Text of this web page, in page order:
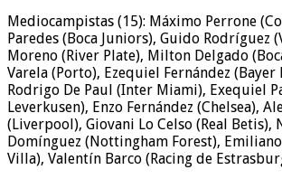
Mediocampistas (15): Máximo Perrone
Paredes (Boca Juniors), Guido Rodríguez
Moreno (River Plate), Milton Delgado
Varela (Porto), Ezequiel Fernández (Bayer
Rodrigo De Paul (Inter Miami), Exequiel
Leverkusen), Enzo Fernández (Chelsea),
(Liverpool), Giovani Lo Celso (Real Betis),
Domínguez (Nottingham Forest),
Villa), Valentín Barco (Racing de